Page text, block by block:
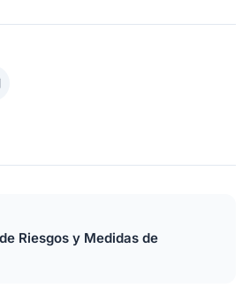
Riesgos y Medidas de